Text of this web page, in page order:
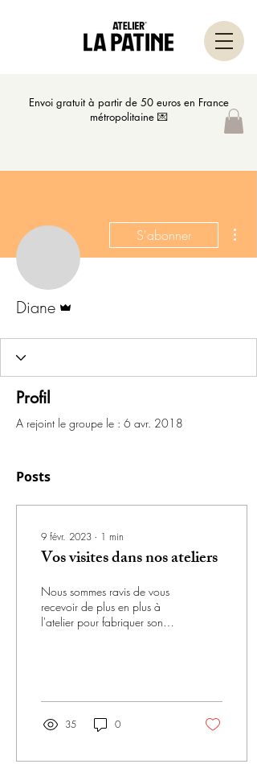
Envoi gratuit à partir de 50 euros en France
métropolitaine 💌
S'abonner
Diane
Profil
A rejoint le groupe le : 6 avr. 2018
Posts
9 févr. 2023 ∙ 1 min
Vos visites dans nos ateliers
Nous sommes ravis de vous
recevoir de plus en plus à
l'atelier pour fabriquer son
35 0